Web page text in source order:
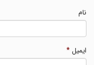
ایمیل*